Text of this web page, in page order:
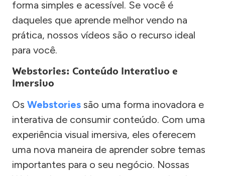
forma simples e acessível. Se você é
daqueles que aprende melhor vendo na
prática, nossos vídeos são o recurso ideal
para você.
Webstories: Conteúdo Interativo e
Imersivo
Os Webstories são uma forma inovadora e
interativa de consumir conteúdo. Com uma
experiência visual imersiva, eles oferecem
uma nova maneira de aprender sobre temas
importantes para o seu negócio. Nossas